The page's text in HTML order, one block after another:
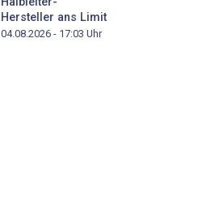
Hersteller ans Limit
04.08.2026 - 17:03 Uhr